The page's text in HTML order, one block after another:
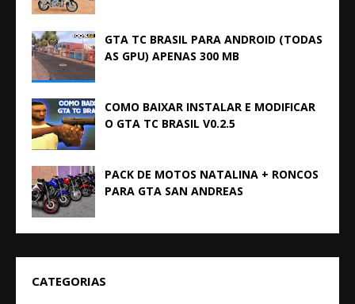
GTA TC BRASIL PARA ANDROID (TODAS
AS GPU) APENAS 300 MB
COMO BAIXAR INSTALAR E MODIFICAR
O GTA TC BRASIL V0.2.5
PACK DE MOTOS NATALINA + RONCOS
PARA GTA SAN ANDREAS
CATEGORIAS